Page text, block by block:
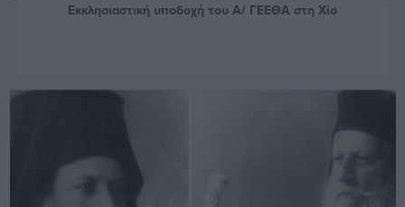
Εκκλησιαστική υποδοχή του Α/ ΓΕΕΘΑ στη Χίο